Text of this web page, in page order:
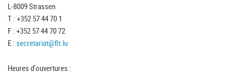
L-8009 Strassen
T : +352 57 44 70 1
F : +352 57 44 70 72
E : secretariat@flt.lu
Heures d'ouvertures :